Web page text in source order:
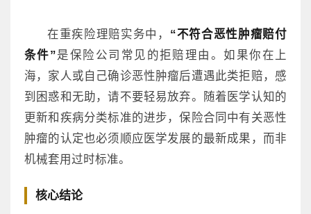
在重疾险理赔实务中， “不符合恶性肿瘤赔付
条件”是保险公司常见的拒赔理由。如果你在上
海，家人或自己确诊恶性肿瘤后遭遇此类拒赔，感
到困惑和无助，请不要轻易放弃。随着医学认知的
更新和疾病分类标准的进步，保险合同中有关恶性
肿瘤的认定也必须顺应医学发展的最新成果，而非
机械套用过时标准。
核心结论